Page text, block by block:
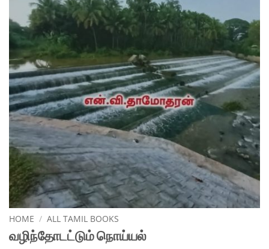
HOME / ALL TAMIL BOOKS
வழிந்தோடட்டும் நொய்யல்